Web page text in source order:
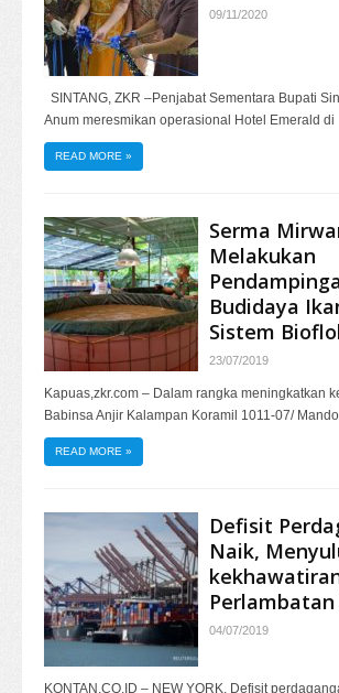
09/11/2020
SINTANG, ZKR –Penjabat Sementara Bupati
Anum meresmikan operasional Hotel Emerald di
READ MORE »
Serma
Melakukan
Budidaya
Sistem
23/07/2019
Kapuas,zkr.com – Dalam rangka meningkatkan
Babinsa Anjir Kalampan Koramil 1011-07/
READ MORE »
Defisit
Naik,
04/07/2019
KONTAN.CO.ID – NEW YORK. Defisit